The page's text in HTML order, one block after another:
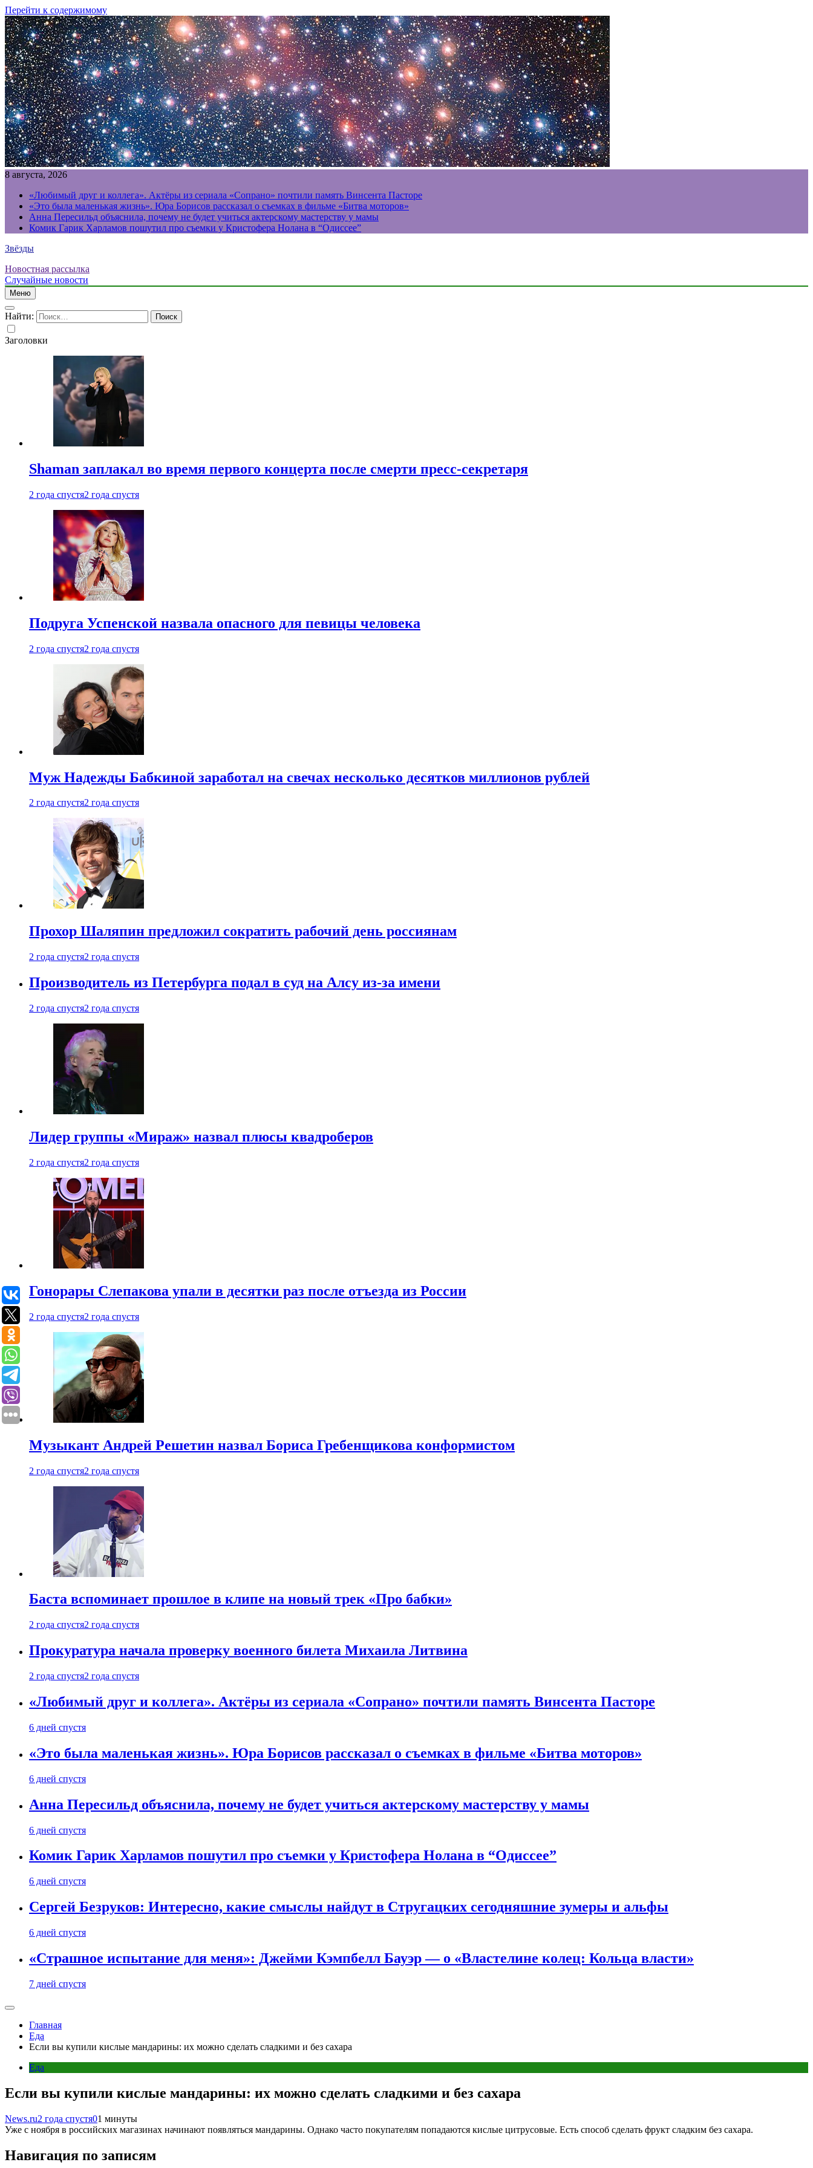
Перейти к содержимому
8 августа, 2026
«Любимый друг и коллега». Актёры из сериала «Сопрано» почтили память Винсента Пасторе
«Это была маленькая жизнь». Юра Борисов рассказал о съемках в фильме «Битва моторов»
Анна Пересильд объяснила, почему не будет учиться актерскому мастерству у мамы
Комик Гарик Харламов пошутил про съемки у Кристофера Нолана в “Одиссее”
Звёзды
Новостная рассылка
Случайные новости
Меню
Найти:
Заголовки
Shaman заплакал во время первого концерта после смерти пресс-секретаря
2 года спустя2 года спустя
Подруга Успенской назвала опасного для певицы человека
2 года спустя2 года спустя
Муж Надежды Бабкиной заработал на свечах несколько десятков миллионов рублей
2 года спустя2 года спустя
Прохор Шаляпин предложил сократить рабочий день россиянам
2 года спустя2 года спустя
Производитель из Петербурга подал в суд на Алсу из-за имени
2 года спустя2 года спустя
Лидер группы «Мираж» назвал плюсы квадроберов
2 года спустя2 года спустя
Гонорары Слепакова упали в десятки раз после отъезда из России
2 года спустя2 года спустя
Музыкант Андрей Решетин назвал Бориса Гребенщикова конформистом
2 года спустя2 года спустя
Баста вспоминает прошлое в клипе на новый трек «Про бабки»
2 года спустя2 года спустя
Прокуратура начала проверку военного билета Михаила Литвина
2 года спустя2 года спустя
«Любимый друг и коллега». Актёры из сериала «Сопрано» почтили память Винсента Пасторе
6 дней спустя
«Это была маленькая жизнь». Юра Борисов рассказал о съемках в фильме «Битва моторов»
6 дней спустя
Анна Пересильд объяснила, почему не будет учиться актерскому мастерству у мамы
6 дней спустя
Комик Гарик Харламов пошутил про съемки у Кристофера Нолана в “Одиссее”
6 дней спустя
Сергей Безруков: Интересно, какие смыслы найдут в Стругацких сегодняшние зумеры и альфы
6 дней спустя
«Страшное испытание для меня»: Джейми Кэмпбелл Бауэр — о «Властелине колец: Кольца власти»
7 дней спустя
Главная
Еда
Если вы купили кислые мандарины: их можно сделать сладкими и без сахара
Еда
Если вы купили кислые мандарины: их можно сделать сладкими и без сахара
News.ru2 года спустя01 минуты
Уже с ноября в российских магазинах начинают появляться мандарины. Однако часто покупателям попадаются кислые цитрусовые. Есть способ сделать фрукт сладким без сахара.
Навигация по записям